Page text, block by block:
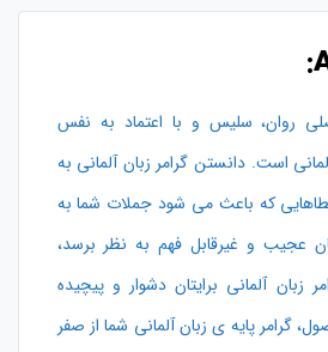
روان، سلیس و با اعتماد به نفس
است. دانستن گرامر زبان آلمانی به
که باعث می شود جملات شما به
عجیب و غیرقابل فهم به نظر برسد،
زبان آلمانی برایتان دشوار و پیچیده
گرامر پایه ی زبان آلمانی شما از صفر